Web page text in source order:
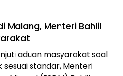
Malang, Menteri Bahlil
aduan masyarakat soal
sesuai standar, Menteri